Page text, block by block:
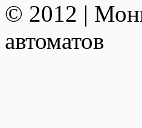
© 2012 |
автоматов